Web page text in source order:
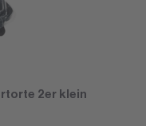
2er klein